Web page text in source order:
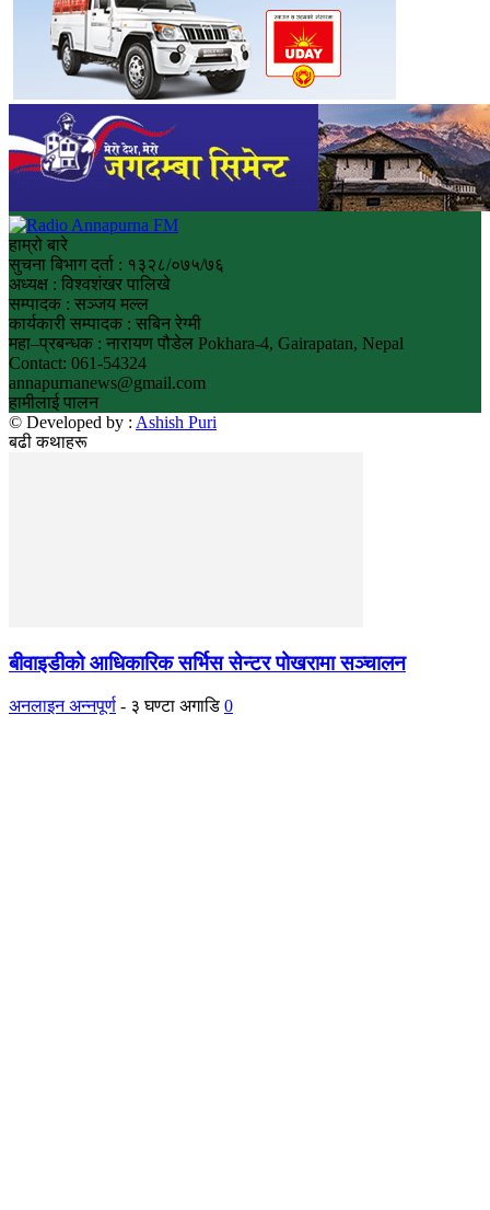
हाम्रो बारे
सुचना बिभाग दर्ता : १३२८/०७५/७६
अध्यक्ष : विश्वशंखर पालिखे
सम्पादक : सञ्जय मल्ल
कार्यकारी सम्पादक : सबिन रेग्मी
महा–प्रबन्धक : नारायण पौडेल Pokhara-4, Gairapatan, Nepal
Contact: 061-54324
annapurnanews@gmail.com
हामीलाई पालन
© Developed by : Ashish Puri
बढी कथाहरू
बीवाइडीको आधिकारिक सर्भिस सेन्टर पोखरामा सञ्चालन
अनलाइन अन्नपूर्ण - ३ घण्टा अगाडि 0